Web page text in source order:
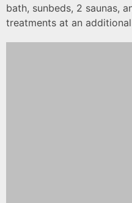
bath, sunbeds, 2 saunas,
treatments at an